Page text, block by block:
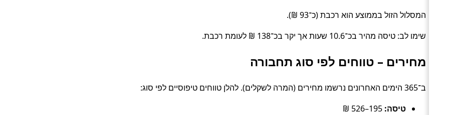
המסלול הזול בממוצע הוא רכבת (כ־93 ₪).
שימו לב: טיסה מהיר בכ־10.6 שעות אך יקר בכ־138 ₪ לעומת רכבת.
מחירים – טווחים לפי סוג תחבורה
ב־365 הימים האחרונים נרשמו מחירים (המרה לשקלים). להלן טווחים טיפוסיים לפי סוג:
טיסה: